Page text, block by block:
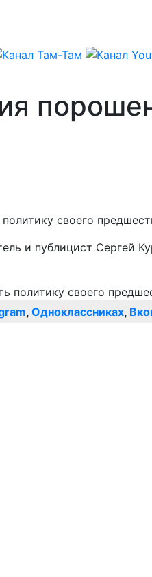
своего
и публицист Сергей
, Одноклассниках,